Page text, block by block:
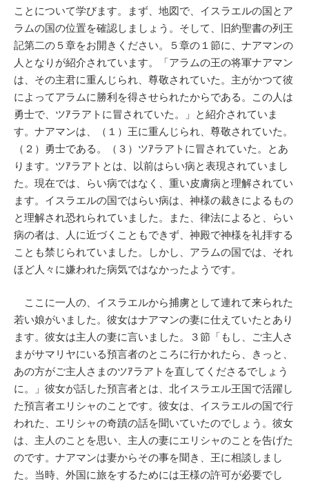
ことについて学びます。まず、地図で、イスラエルの国とア
ラムの国の位置を確認しましょう。そして、旧約聖書の列王
記第二の５章をお開きください。５章の１節に、ナアマンの
人となりが紹介されています。「アラムの王の将軍ナアマン
は、その主君に重んじられ、尊敬されていた。主がかつて彼
によってアラムに勝利を得させられたからである。この人は
勇士で、ツｱラアトに冒されていた。」と紹介されていま
す。ナアマンは、（１）王に重んじられ、尊敬されていた。
（２）勇士である。（３）ツｱラアトに冒されていた。とあ
ります。ツｱラアトとは、以前はらい病と表現されていまし
た。現在では、らい病ではなく、重い皮膚病と理解されてい
ます。イスラエルの国ではらい病は、神様の裁きによるもの
と理解され恐れられていました。また、律法によると、らい
病の者は、人に近づくこともできず、神殿で神様を礼拝する
ことも禁じられていました。しかし、アラムの国では、それ
ほど人々に嫌われた病気ではなかったようです。
ここに一人の、イスラエルから捕虜として連れて来られた
若い娘がいました。彼女はナアマンの妻に仕えていたとあり
ます。彼女は主人の妻に言いました。３節「もし、ご主人さ
まがサマリヤにいる預言者のところに行かれたら、きっと、
あの方がご主人さまのツｱラアトを直してくださるでしょう
に。」彼女が話した預言者とは、北イスラエル王国で活躍し
た預言者エリシャのことです。彼女は、イスラエルの国で行
われた、エリシャの奇蹟の話を聞いていたのでしょう。彼女
は、主人のことを思い、主人の妻にエリシャのことを告げた
のです。ナアマンは妻からその事を聞き、王に相談しまし
た。当時、外国に旅をするためには王様の許可が必要でし